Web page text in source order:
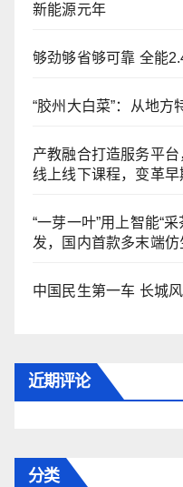
新能源元年
够劲够省够可靠 全能
“胶州大白菜”：从地
产教融合打造服务平
线上线下课程，变革早
“一芽一叶”用上智能“
发，国内首款多末端
中国民生第一车 长城
近期评论
分类